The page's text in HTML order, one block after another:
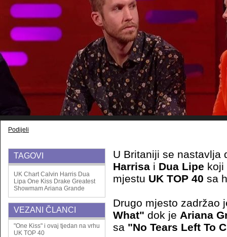
Podijeli
TAGOVI
UK Chart Calvin Harris Dua
Lipa One Kiss Drake Greatest
ShowmamAriana Grande
VEZANI ČLANCI
"One Kiss" i ovaj tjedan na vrhu
UK TOP 40
U Britaniji se nastavlja
Harrisa i Dua Lipe koji
mjestu UK TOP 40 sa
Drugo mjesto zadržao
What" dok je Ariana
sa "No Tears Left To